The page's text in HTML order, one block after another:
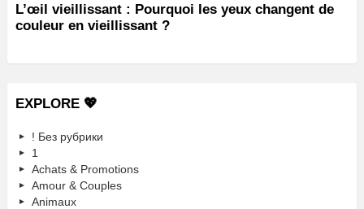
L’œil vieillissant : Pourquoi les yeux changent de
couleur en vieillissant ?
EXPLORE 💖
! Без рубрики
1
Achats & Promotions
Amour & Couples
Animaux